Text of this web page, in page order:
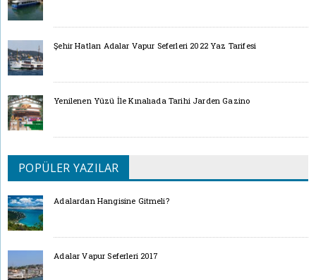
Şehir Hatları Adalar Vapur Seferleri 2022 Yaz Tarifesi
Yenilenen Yüzü İle Kınalıada Tarihi Jarden Gazino
POPÜLER YAZILAR
Adalardan Hangisine Gitmeli?
Adalar Vapur Seferleri 2017